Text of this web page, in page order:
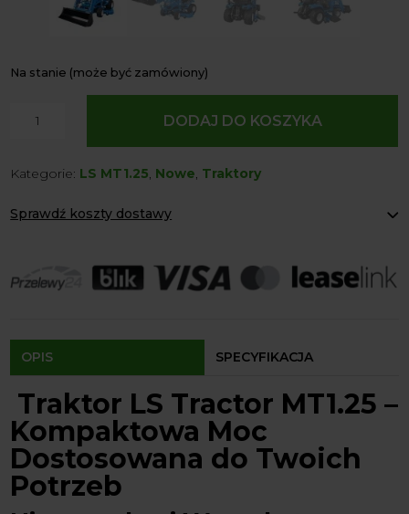
Na stanie (może być zamówiony)
MT1.25
-
/
ładowacz
TUR
kosiarka
LM1160
DODAJ DO KOSZYKA
Kategorie: LS MT1.25, Nowe, Traktory
Sprawdź koszty dostawy
Agrol transport: 200 zł
Agrol transport gabaryty: ustalane indywidualnie
Dostępność form dostawy i ceny uzależniona od produktu.
OPIS SPECYFIKACJA
Traktor LS Tractor MT1.25 –
Kompaktowa Moc
Dostosowana do Twoich
Potrzeb